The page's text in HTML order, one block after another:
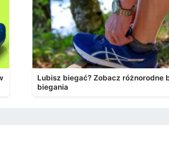
Lubisz biegać? Zobacz różnorodne
biegania